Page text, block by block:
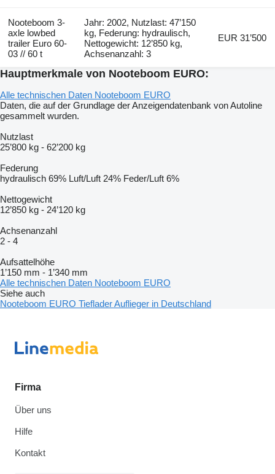
Nooteboom 3-
axle lowbed
trailer Euro 60-
03 // 60 t
Jahr: 2002, Nutzlast: 47’150
kg, Federung: hydraulisch,
Nettogewicht: 12’850 kg,
Achsenanzahl: 3
EUR 31’500
Hauptmerkmale von Nooteboom EURO:
Alle technischen Daten Nooteboom EURO
Daten, die auf der Grundlage der Anzeigendatenbank von Autoline
gesammelt wurden.
Nutzlast
25’800 kg - 62’200 kg
Federung
hydraulisch 69% Luft/Luft 24% Feder/Luft 6%
Nettogewicht
12’850 kg - 24’120 kg
Achsenanzahl
2 - 4
Aufsattelhöhe
1’150 mm - 1’340 mm
Alle technischen Daten Nooteboom EURO
Siehe auch
Nooteboom EURO Tieflader Auflieger in Deutschland
Firma
Über uns
Hilfe
Kontakt